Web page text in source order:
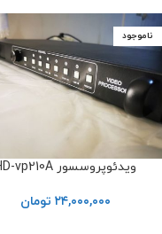
ناموجود
ویدئوپروسسور HD-vp210A
۲۴,۰۰۰,۰۰۰ تومان